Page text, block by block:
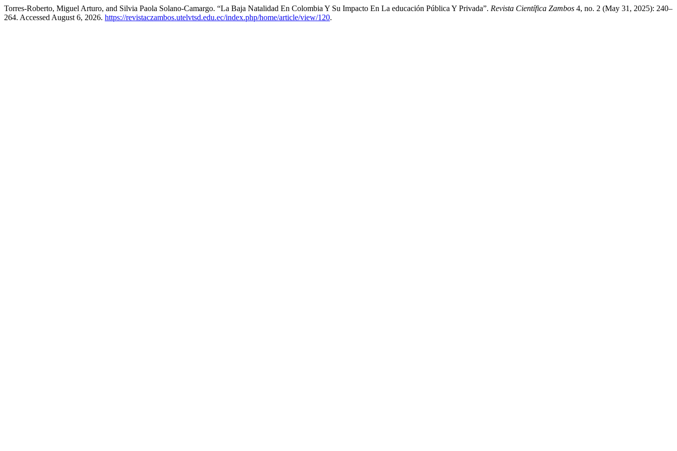
Torres-Roberto, Miguel Arturo, and Silvia Paola Solano-Camargo. “La Baja Natalidad En Colombia Y Su Impacto En La educación Pública Y Privada”. Revista Científica Zambos 4, no. 2 (May 31, 2025): 240–
264. Accessed August 6, 2026. https://revistaczambos.utelvtsd.edu.ec/index.php/home/article/view/120.